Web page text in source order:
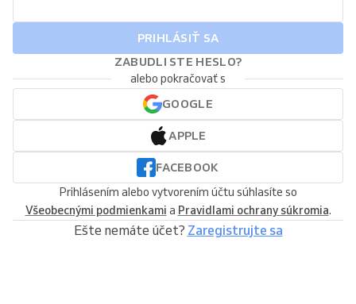
PRIHLÁSIŤ SA
ZABUDLI STE HESLO?
alebo pokračovať s
GOOGLE
APPLE
FACEBOOK
Prihlásením alebo vytvorením účtu súhlasíte so
Všeobecnými podmienkami a Pravidlami ochrany súkromia.
Ešte nemáte účet? Zaregistrujte sa